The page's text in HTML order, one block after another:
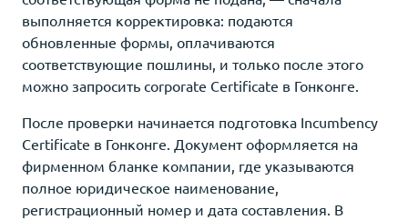
выполняется корректировка: подаются
обновленные формы, оплачиваются
соответствующие пошлины, и только после этого
можно запросить corporate Certificate в Гонконге.
После проверки начинается подготовка Incumbency
Certificate в Гонконге. Документ оформляется на
фирменном бланке компании, где указываются
полное юридическое наименование,
регистрационный номер и дата составления. В